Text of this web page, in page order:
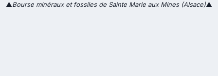
▲Bourse minéraux et fossiles de Sainte Marie aux Mines (Alsace)▲